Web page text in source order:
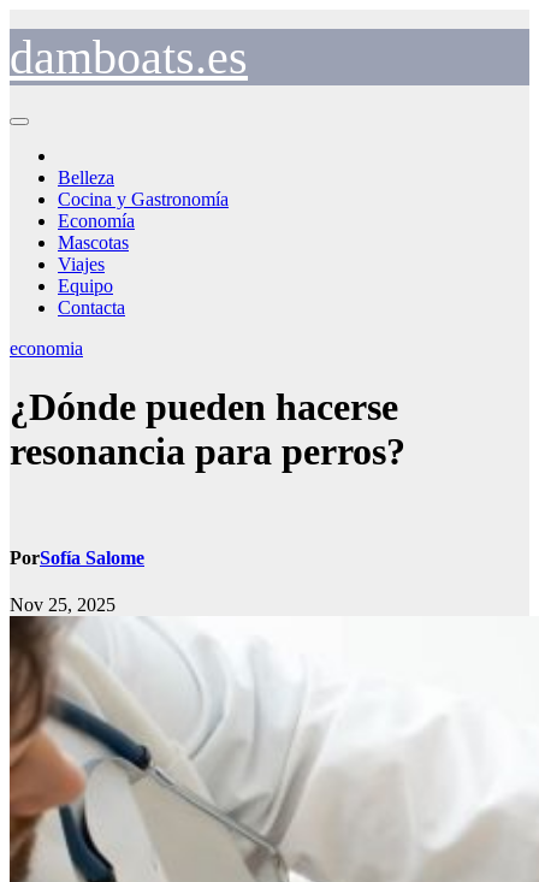
contenido
damboats.es
Belleza
Cocina y Gastronomía
Economía
Mascotas
Viajes
Equipo
Contacta
economia
¿Dónde pueden hacerse
resonancia para perros?
PorSofía Salome
Nov 25, 2025